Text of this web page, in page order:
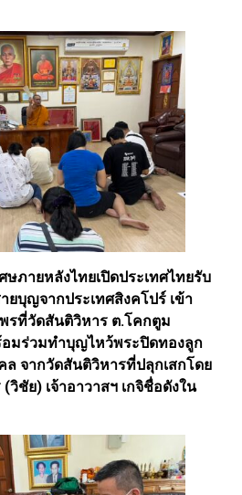
ษภายหลังไทยเปิดประเทศไทยรับ
บุญจากประเทศสิงคโปร์ เข้า
รที่วัดสันติวิหาร ต.โคกตูม
มร่วมทำบุญไหว้พระปิดทองลูก
ล จากวัดสันติวิหารที่ปลุกเสกโดย
ชัย) เจ้าอาวาสฯ เกจิชื่อดังใน